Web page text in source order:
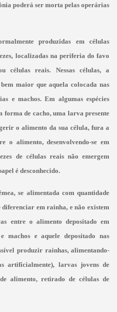
poderá ser morta pelas operárias
produzidas em células
localizadas na periferia do favo
células reais. Nessas células, a
maior que aquela colocada nas
e machos. Em algumas espécies
forma de cacho, uma larva presente
o alimento da sua célula, fura a
o alimento, desenvolvendo-se em
de células reais não emergem
é desconhecido.
se alimentada com quantidade
diferenciar em rainha, e não existem
entre o alimento depositado em
machos e aquele depositado nas
produzir rainhas, alimentando-
artificialmente), larvas jovens de
alimento, retirado de células de